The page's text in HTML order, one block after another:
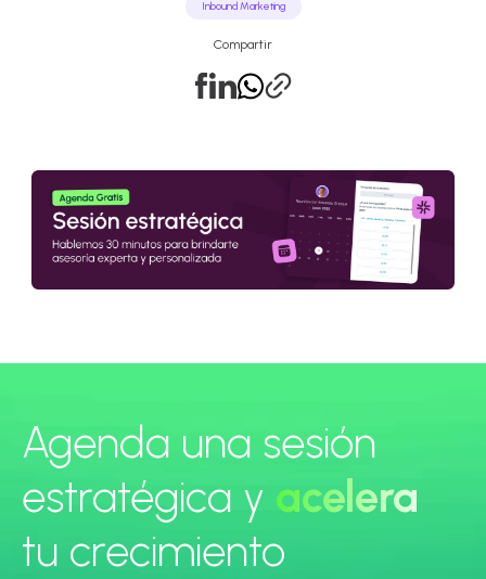
Inbound Marketing
Compartir
Agenda una sesión
estratégica y acelera
tu crecimiento